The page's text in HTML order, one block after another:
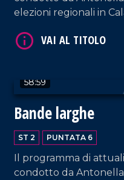
elezioni regionali in Calabria. In
Ospiti in studio,
58:59
Bande larghe
ST 2 PUNTATA 6
Il programma di
condotto da
VAI AL TITOLO